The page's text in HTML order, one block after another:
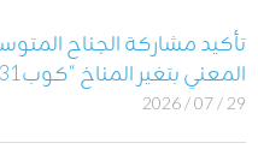
تأكيد مشاركة الجناح
المعني بتغير المناخ “كوب31” في أنطاليا
29 / 07 / 2026